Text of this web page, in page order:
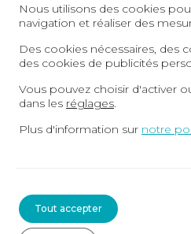
NOS
Nous utilisons des cookies
navigation et réaliser des
Des cookies nécessaires, des
des cookies de publicités
Vous pouvez choisir d'activer
dans les réglages
Plus d'information sur notre
Tout accepter